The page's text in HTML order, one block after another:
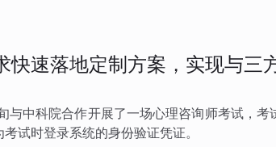
快速落地定制方案，实现与三
与中科院合作开展了一场心理咨询师考试，
试时登录系统的身份验证凭证。